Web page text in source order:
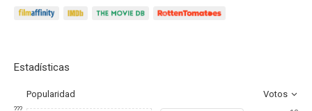
Estadísticas
Popularidad Votos
???